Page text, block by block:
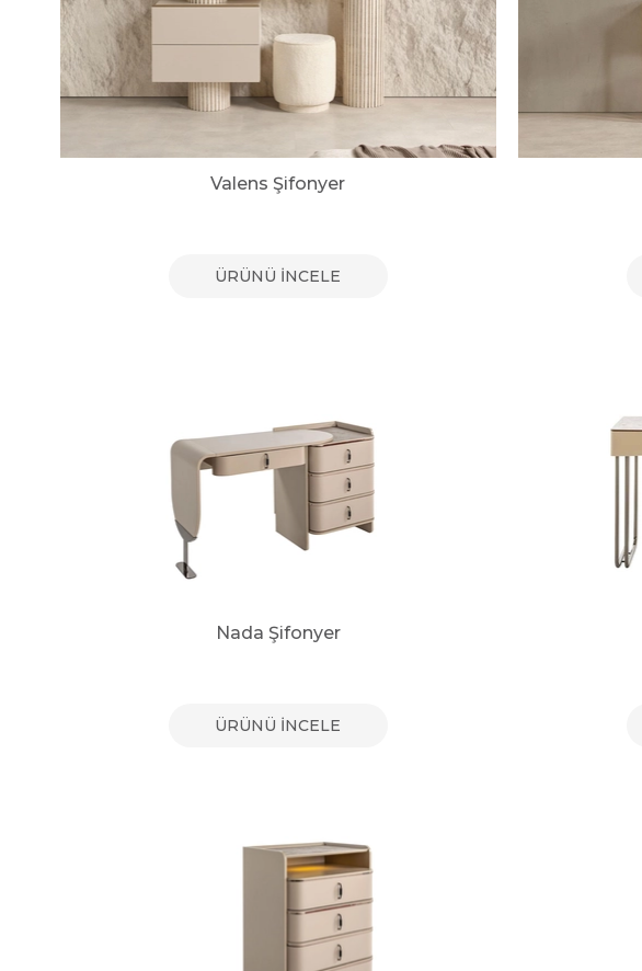
Valens Şifonyer
ÜRÜNÜ İNCELE
Nada Şifonyer
ÜRÜNÜ İNCELE